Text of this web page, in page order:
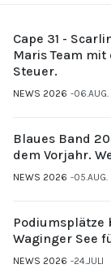
Cape 31 -
Maris Team
Steuer.
NEWS 2026 06.AUG.
Blaues Band
dem Vorjahr.
NEWS 2026 05.AUG.
Podiumsplätze
Waginger See
NEWS 2026 24.JULI